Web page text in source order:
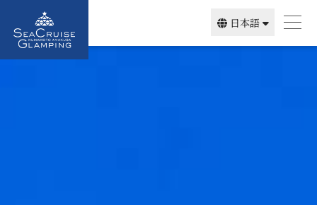
日本語
English
한국어
简体中文